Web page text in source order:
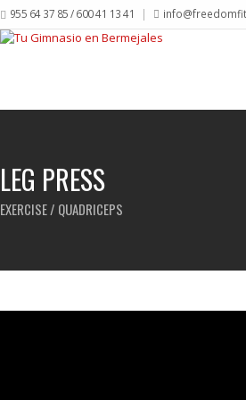
955 64 37 85 / 600 41 13 41
LEG PRESS
EXERCISE / QUADRICEPS